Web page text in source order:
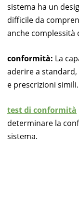
sistema ha un
difficile da
anche complessità
conformità: La
aderire a
e prescrizioni simili.
test di conformità
determinare la
sistema.